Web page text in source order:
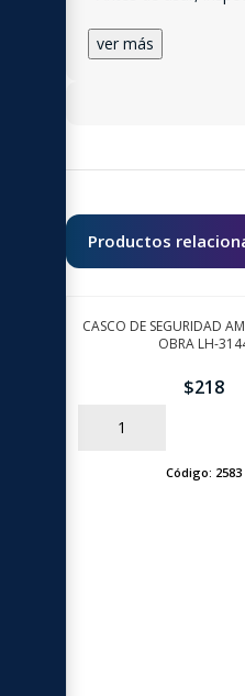
ver más
Productos
CASCO DE SEGURIDAD
OBRA LH-
$218
AÑADIR
Código: 2583